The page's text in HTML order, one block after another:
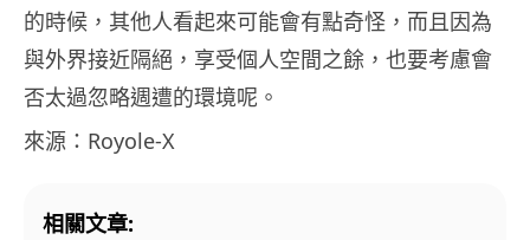
的時候，其他人看起來可能會有點奇怪，而且因為
與外界接近隔絕，享受個人空間之餘，也要考慮會
否太過忽略週遭的環境呢。
來源：Royole-X
相關文章: